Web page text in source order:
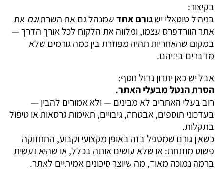
בקיצור:
בניהול טוטאלי ישגורם אחדשמנהל גם את השרתוגםאת
אתר הוורדפרס עצמו, ומלווה את הלקוח לכל אורך הדרך —
במקום שהאחריות תהיה מפוזרת בין כמה גורמים שלא
מדברים ביניהם.
אבל יש כאן יתרון גדול נוסף:
הסרת הנטל מבעלי האתר.
רוב בעלי האתרים לא מבינים — ולא אמורים להבין —
בעדכוני תוספים, אבטחה, גיבויים, תאימות גרסאות או טיפול
בתקלות.
כשאין גורם שמטפל בזה באופן מקצועי וקבוע, התחזוקה
פשוט מוזנחת: או שלא עושים אותה בכלל, או שהיא נעשית
ברמה נמוכה מאוד, מה שיוצר סיכונים אמיתיים לאתר.